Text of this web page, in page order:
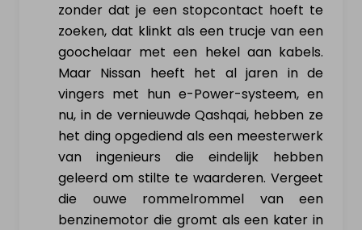
Mijn elektrische moto
Mijn elektrische fiets
Mijn elektrische step
Mijn Drone & batterijen
INFO & ACTUALITEIT
zonder dat je een stopcontact hoeft te
zoeken, dat klinkt als een trucje van een
goochelaar met een hekel aan kabels.
Maar Nissan heeft het al jaren in de
vingers met hun e-Power-systeem, en
nu, in de vernieuwde Qashqai, hebben ze
het ding opgediend als een meesterwerk
van ingenieurs die eindelijk hebben
geleerd om stilte te waarderen. Vergeet
die ouwe rommelrommel van een
benzinemotor die gromt als een kater in